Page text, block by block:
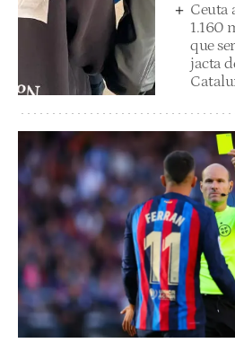
Ceuta
1.160
que
jacta